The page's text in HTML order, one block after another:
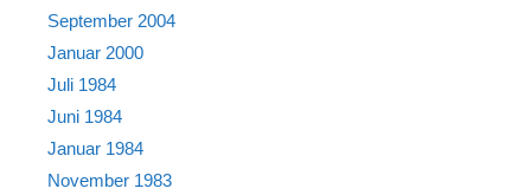
September 2004
Januar 2000
Juli 1984
Juni 1984
Januar 1984
November 1983